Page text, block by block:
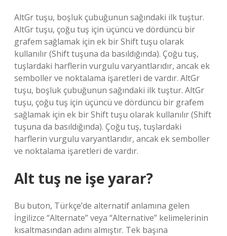
AltGr tuşu, boşluk çubuğunun sağındaki ilk tuştur.
AltGr tuşu, çoğu tuş için üçüncü ve dördüncü bir
grafem sağlamak için ek bir Shift tuşu olarak
kullanılır (Shift tuşuna da basıldığında). Çoğu tuş,
tuşlardaki harflerin vurgulu varyantlarıdır, ancak ek
semboller ve noktalama işaretleri de vardır. AltGr
tuşu, boşluk çubuğunun sağındaki ilk tuştur. AltGr
tuşu, çoğu tuş için üçüncü ve dördüncü bir grafem
sağlamak için ek bir Shift tuşu olarak kullanılır (Shift
tuşuna da basıldığında). Çoğu tuş, tuşlardaki
harflerin vurgulu varyantlarıdır, ancak ek semboller
ve noktalama işaretleri de vardır.
Alt tuş ne işe yarar?
Bu buton, Türkçe’de alternatif anlamına gelen
İngilizce “Alternate” veya “Alternative” kelimelerinin
kısaltmasından adını almıştır. Tek başına